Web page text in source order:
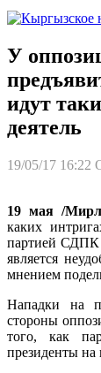
У
идут
деятель
19/05/17 16:22
19 мая /
каких
партией СДПК
является
мнением
Нападки на
стороны
того, как
президенты на